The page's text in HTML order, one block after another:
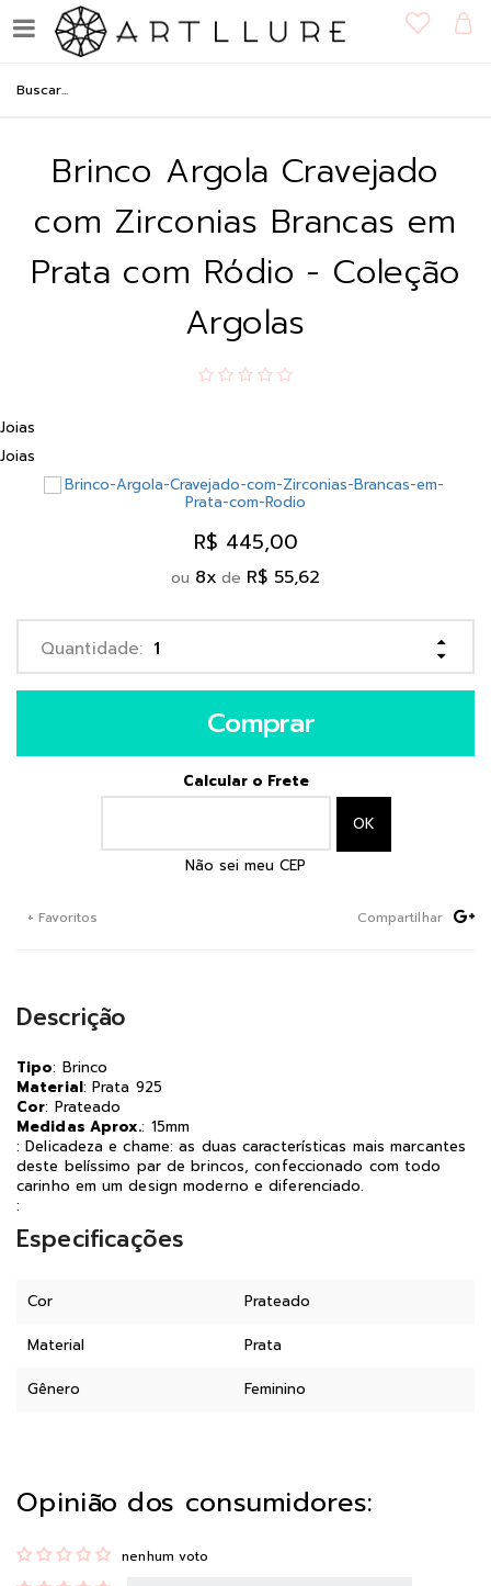
Brinco Argola Cravejado
com Zirconias Brancas em
Prata com Ródio - Coleção
Argolas
Joias
Joias
R$ 445,00
ou 8x de R$ 55,62
Comprar
Calcular o Frete
Não sei meu CEP
+ Favoritos Compartilhar
Descrição
Tipo: Brinco
Material: Prata 925
Cor: Prateado
Medidas Aprox.: 15mm
: Delicadeza e chame: as duas características mais marcantes
deste belíssimo par de brincos, confeccionado com todo
carinho em um design moderno e diferenciado.
:
Especificações
Cor Prateado
Material Prata
Gênero Feminino
Opinião dos consumidores:
nenhum voto